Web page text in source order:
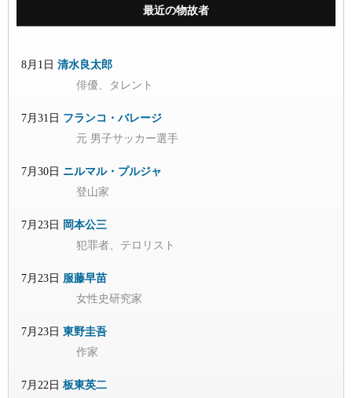
最近の物故者
8月1日 清水良太郎
俳優、タレント
7月31日 フランコ・バレージ
元 男子サッカー選手
7月30日 ニルマル・プルジャ
登山家
7月23日 岡本公三
犯罪者、テロリスト
7月23日 服藤早苗
女性史研究家
7月23日 東野圭吾
作家
7月22日 板東英二